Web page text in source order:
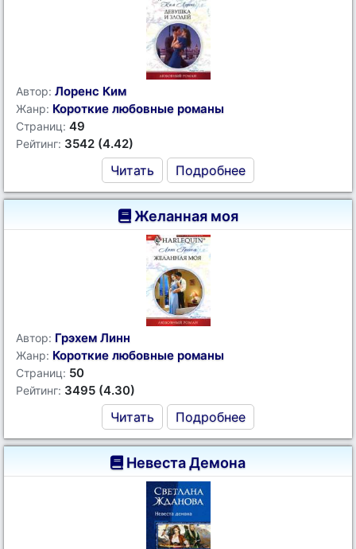
Автор: Лоренс Ким
Жанр: Короткие любовные романы
Страниц: 49
Рейтинг: 3542 (4.42)
Читать Подробнее
Желанная моя
Автор: Грэхем Линн
Жанр: Короткие любовные романы
Страниц: 50
Рейтинг: 3495 (4.30)
Читать Подробнее
Невеста Демона